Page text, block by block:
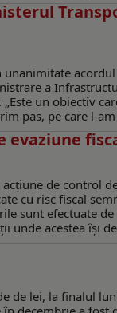
a
un obiectiv
pas, pe care l-
evaziune
de control
cu risc fiscal
sunt efectuate
unde acestea își
de lei, la finalul